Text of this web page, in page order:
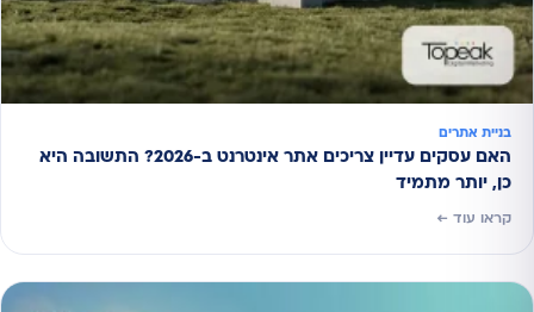
בניית אתרים
האם עסקים עדיין צריכים אתר אינטרנט ב-2026? התשובה היא
כן, יותר מתמיד
קראו עוד ←